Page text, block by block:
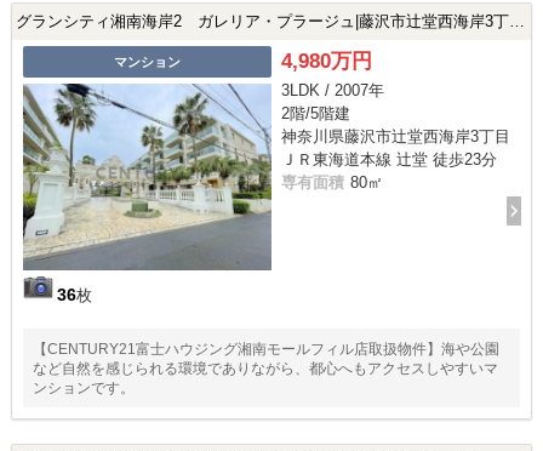
グランシティ湘南海岸2 ガレリア・プラージュ|藤沢市辻堂西海岸3丁目の中古マンション
マンション
36枚
4,980万円
3LDK / 2007年
2階/5階建
神奈川県藤沢市辻堂西海岸3丁目
ＪＲ東海道本線 辻堂 徒歩23分
専有面積 80㎡
【CENTURY21富士ハウジング湘南モールフィル店取扱物件】海や公園
など自然を感じられる環境でありながら、都心へもアクセスしやすいマ
ンションです。